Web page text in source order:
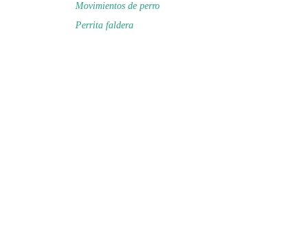
Movimientos de perro
Perrita faldera